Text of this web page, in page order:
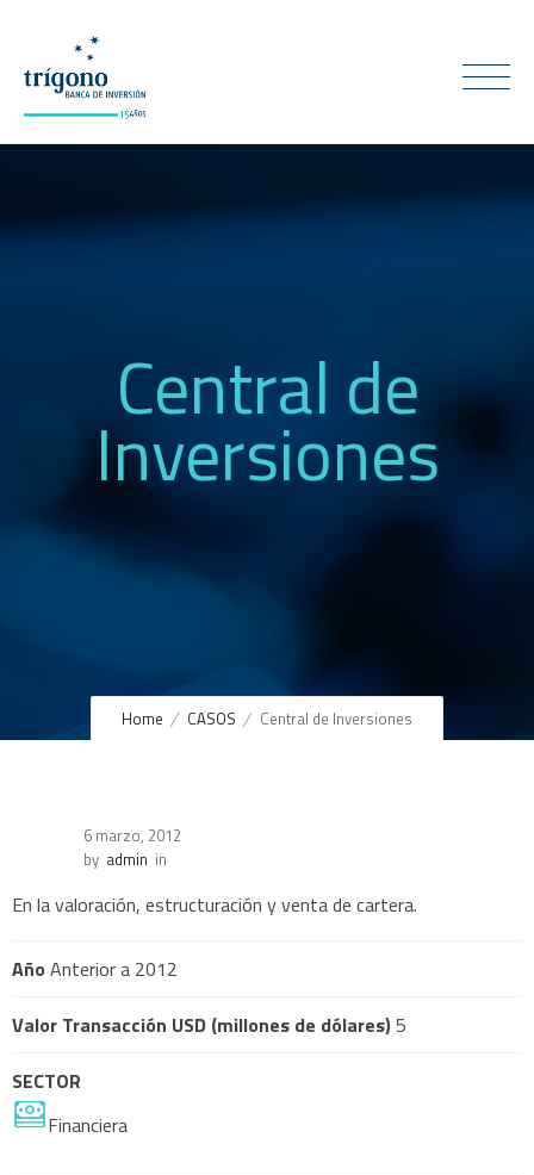
Central de
Inversiones
Home CASOS Central de Inversiones
6 marzo, 2012
by admin in
En la valoración, estructuración y venta de cartera.
Año Anterior a 2012
Valor Transacción USD (millones de dólares)5
SECTOR
Financiera